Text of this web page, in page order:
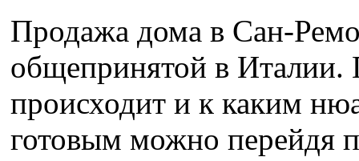
Продажа дома в Сан-
общепринятой в Италии.
происходит и к каким
готовым можно перейдя